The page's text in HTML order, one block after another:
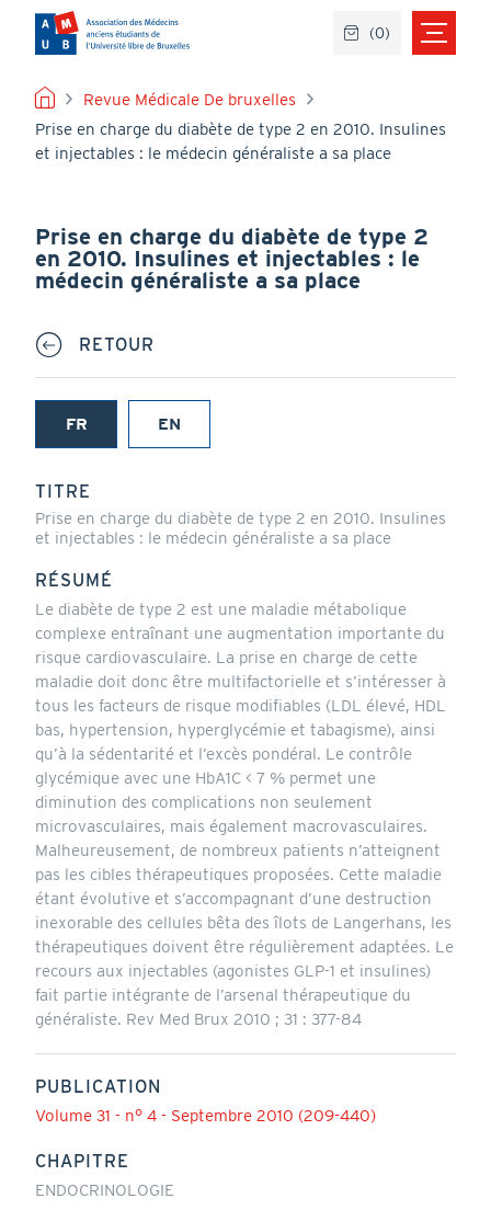
contenu
principal
FIL
D'ARIANE
Revue Médicale De bruxelles
Prise en charge du diabète de type 2 en 2010. Insulines
et injectables : le médecin généraliste a sa place
Prise en charge du diabète de type 2
en 2010. Insulines et injectables : le
médecin généraliste a sa place
RETOUR
FR
(onglet
EN
TITRE
Prise en charge du diabète de type 2 en 2010. Insulines
et injectables : le médecin généraliste a sa place
RÉSUMÉ
Le diabète de type 2 est une maladie métabolique
complexe entraînant une augmentation importante du
risque cardiovasculaire. La prise en charge de cette
maladie doit donc être multifactorielle et s’intéresser à
tous les facteurs de risque modifiables (LDL élevé, HDL
bas, hypertension, hyperglycémie et tabagisme), ainsi
qu’à la sédentarité et l’excès pondéral. Le contrôle
glycémique avec une HbA1C < 7 % permet une
diminution des complications non seulement
microvasculaires, mais également macrovasculaires.
Malheureusement, de nombreux patients n’atteignent
pas les cibles thérapeutiques proposées. Cette maladie
étant évolutive et s’accompagnant d’une destruction
inexorable des cellules bêta des îlots de Langerhans, les
thérapeutiques doivent être régulièrement adaptées. Le
recours aux injectables (agonistes GLP-1 et insulines)
fait partie intégrante de l’arsenal thérapeutique du
généraliste. Rev Med Brux 2010 ; 31 : 377-84
PUBLICATION
Volume 31 - n° 4 - Septembre 2010 (209-440)
CHAPITRE
ENDOCRINOLOGIE
(0)